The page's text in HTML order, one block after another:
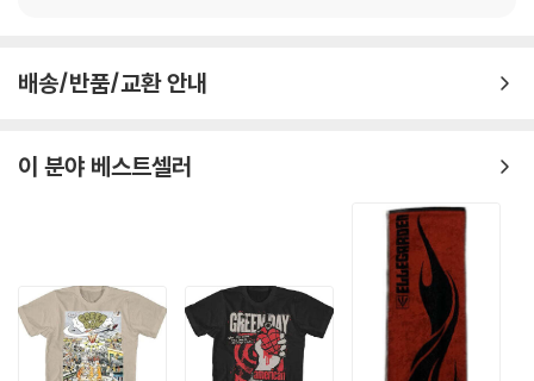
배송/반품/교환 안내
이 분야 베스트셀러